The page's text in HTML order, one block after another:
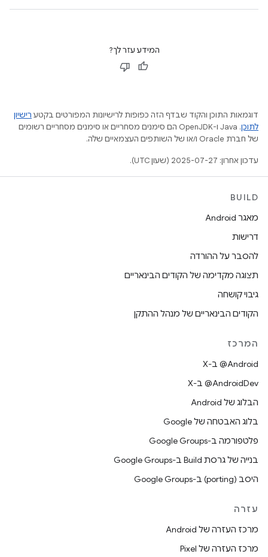
המידע עזר לך?
דוגמאות התוכן והקוד שבדף הזה כפופות לרישיונות המפורטים בקטע רישיון
לתוכן
.‏ Java ו-OpenJDK הם סימנים מסחריים או סימנים מסחריים רשומים
של חברת Oracle ו/או של השותפים העצמאיים שלה.
עדכון אחרון: 2025-07-27 (שעון UTC).
BUILD
מאגר Android
דרישות
להסבר על ההורדה
תצוגה מקדימה של הקודים הבינאריים
גיבוי קושחה
הקודים הבינאריים של מנהל ההתקן
המרכז
‫‎@Android ב-X
‫‎@AndroidDev ב-X
הבלוג של Android
בלוג האבטחה של Google
פלטפורמה ב-Google Groups
בנייה של גרסת Build ב-Google Groups
היסב (porting) ב-Google Groups
עזרה
מרכז העזרה של Android
מרכז העזרה של Pixel